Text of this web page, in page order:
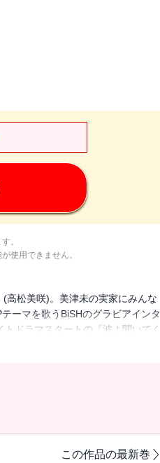
。
使用できません。
高松美咲)。美津未の実家にみんな
ーマを歌うBiSHのグラビアインタ
ドラマスタートの『波よ聞いてく
最果てのセレナード』(ひの宙子)。
この作品の最新巻